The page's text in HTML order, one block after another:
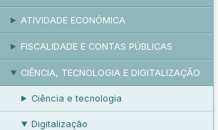
ATIVIDADE ECONÓMICA
FISCALIDADE E CONTAS PÚBLICAS
CIÊNCIA, TECNOLOGIA E DIGITALIZAÇÃO
Ciência e tecnologia
Digitalização